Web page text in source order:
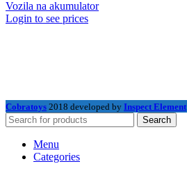
Vozila na akumulator
Login to see prices
Cobratoys 2018 developed by Inspect Element
Search
Menu
Categories